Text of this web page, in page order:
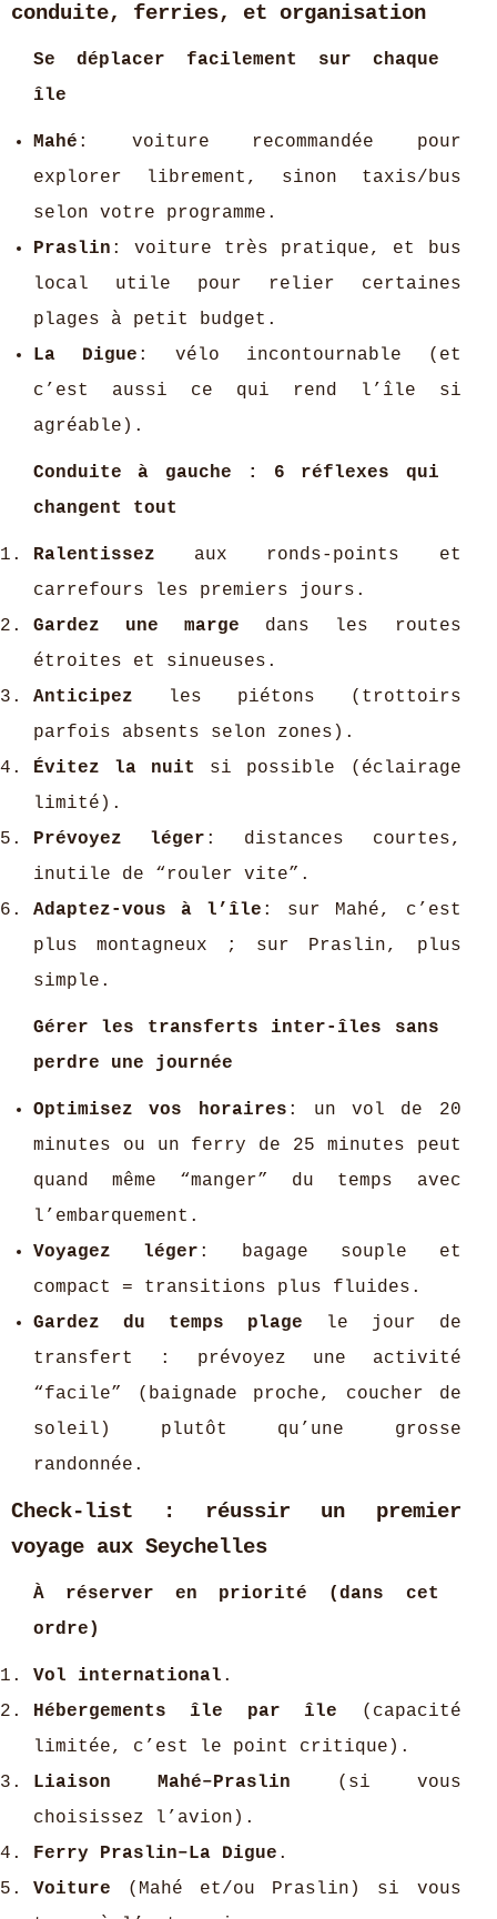
conduite, ferries, et organisation
Se déplacer facilement sur chaque
île
Mahé : voiture recommandée pour
explorer librement, sinon taxis/bus
selon votre programme.
Praslin : voiture très pratique, et bus
local utile pour relier certaines
plages à petit budget.
La Digue : vélo incontournable (et
c’est aussi ce qui rend l’île si
agréable).
Conduite à gauche : 6 réflexes qui
changent tout
Ralentissez aux ronds-points et
carrefours les premiers jours.
Gardez une marge dans les routes
étroites et sinueuses.
Anticipez les piétons (trottoirs
parfois absents selon zones).
Évitez la nuit
si possible (éclairage
limité).
Prévoyez léger : distances courtes,
inutile de “rouler vite”.
Adaptez-vous à l’île : sur Mahé, c’est
plus montagneux ; sur Praslin, plus
simple.
Gérer les transferts inter-îles sans
perdre une journée
Optimisez vos horaires : un vol de 20
minutes ou un ferry de 25 minutes peut
quand même “manger” du temps avec
l’embarquement.
Voyagez léger : bagage souple et
compact = transitions plus fluides.
Gardez du temps plage le jour de
transfert : prévoyez une activité
“facile” (baignade proche, coucher de
soleil) plutôt qu’une grosse
randonnée.
Check-list : réussir un premier
voyage aux Seychelles
À réserver en priorité (dans cet
ordre)
Vol international .
Hébergements île par île (capacité
limitée, c’est le point critique).
Liaison Mahé–Praslin (si vous
choisissez l’avion).
Ferry Praslin–La Digue .
Voiture (Mahé et/ou Praslin) si vous